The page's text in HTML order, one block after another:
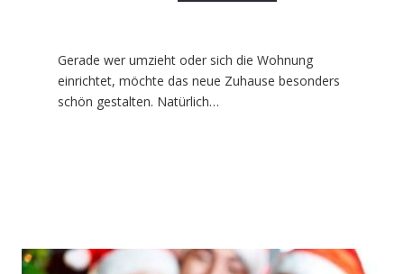
Gerade wer umzieht oder sich die Wohnung
einrichtet, möchte das neue Zuhause besonders
schön gestalten. Natürlich…